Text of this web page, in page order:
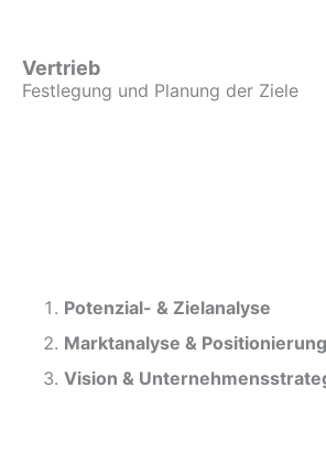
Vertrieb
Festlegung und Planung der Ziele
Potenzial- & Zielanalyse
Marktanalyse & Positionierung
Vision &